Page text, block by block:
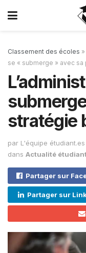
Classement des écoles »
se « submerge » avec
stratégie
par L'équipe étudiant.es
dans Actualité
Partager sur
Partager sur